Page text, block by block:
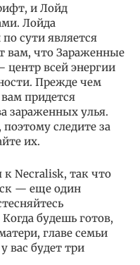
и Лойд
Лойда
сути является
вам, что Зараженные
центр всей энергии
Прежде чем
придется
зараженных улья.
следите за
их.
к Necralisk, так что
— еще один
Когда будешь готов,
главе семьи
вас будет три